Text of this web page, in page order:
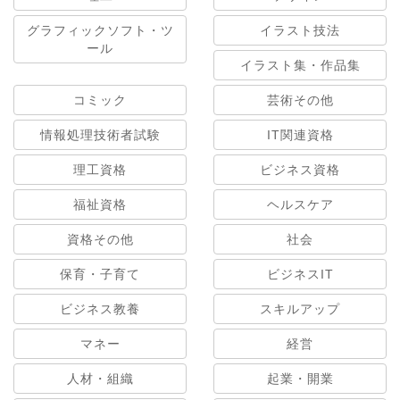
グラフィックソフト・ツ
ール
イラスト技法
イラスト集・作品集
コミック 芸術その他
情報処理技術者試験 IT関連資格
理工資格 ビジネス資格
福祉資格 ヘルスケア
資格その他 社会
保育・子育て ビジネスIT
ビジネス教養 スキルアップ
マネー 経営
人材・組織 起業・開業